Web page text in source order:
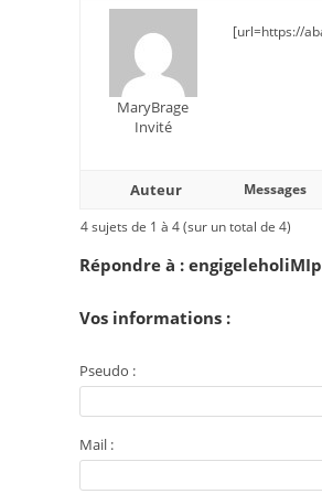
MaryBrage
Invité
[url=https://
Auteur
Messages
4 sujets de 1 à 4 (sur un total de 4)
Répondre à :
Vos informations :
Pseudo :
Mail :